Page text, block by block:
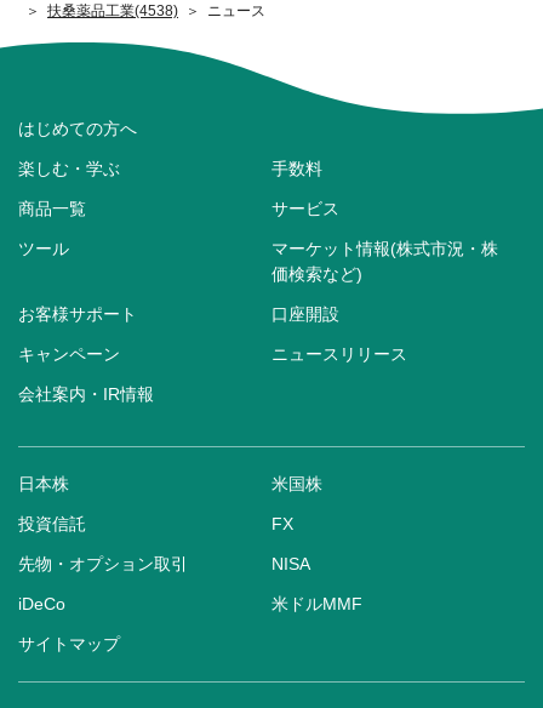
扶桑薬品工業(4538)
ニュース
はじめての方へ
楽しむ・学ぶ 手数料
商品一覧 サービス
ツール
マーケット情報(株式市況・株
価検索など)
お客様サポート 口座開設
キャンペーン ニュースリリース
会社案内・IR情報
日本株 米国株
投資信託 FX
先物・オプション取引 NISA
iDeCo 米ドルMMF
サイトマップ